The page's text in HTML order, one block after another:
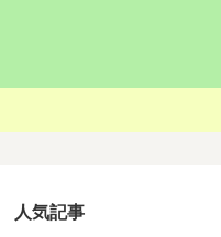
人気記事